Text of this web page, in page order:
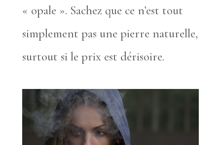
« opale ». Sachez que ce n’est tout
simplement pas une pierre naturelle,
surtout si le prix est dérisoire.